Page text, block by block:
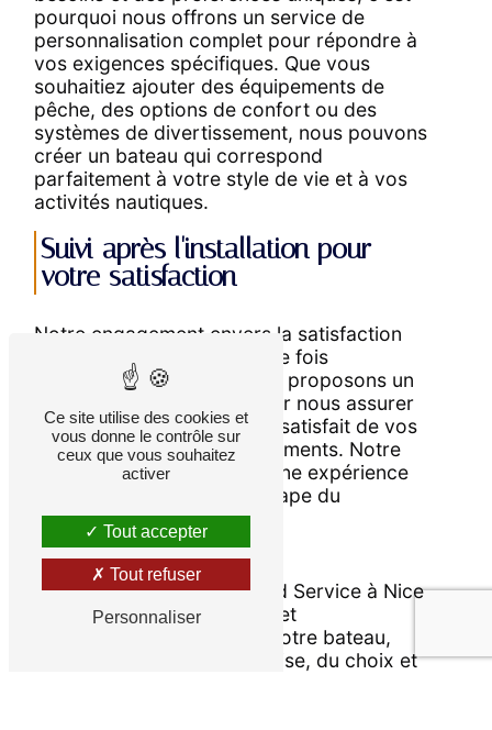
pourquoi nous offrons un service de
personnalisation complet pour répondre à
vos exigences spécifiques. Que vous
souhaitiez ajouter des équipements de
pêche, des options de confort ou des
systèmes de divertissement, nous pouvons
créer un bateau qui correspond
parfaitement à votre style de vie et à vos
activités nautiques.
Suivi après l'installation pour
votre satisfaction
Notre engagement envers la satisfaction
du client ne s'arrête pas une fois
l'installation terminée. Nous proposons un
suivi après l'installation pour nous assurer
que vous êtes entièrement satisfait de vos
nouvelles options et équipements. Notre
objectif est de vous offrir une expérience
exceptionnelle à chaque étape du
processus.
CONCLUSION
En choisissant Sailing World Service à Nice
pour le montage d'options et
d'équipements bateau de votre bateau,
vous bénéficiez de l'expertise, du choix et
Ce site utilise des cookies et
vous donne le contrôle sur
ceux que vous souhaitez
activer
Tout accepter
Tout refuser
Personnaliser